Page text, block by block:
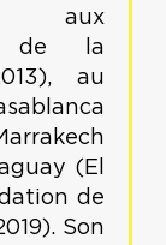
de la
au
(El
de
Son